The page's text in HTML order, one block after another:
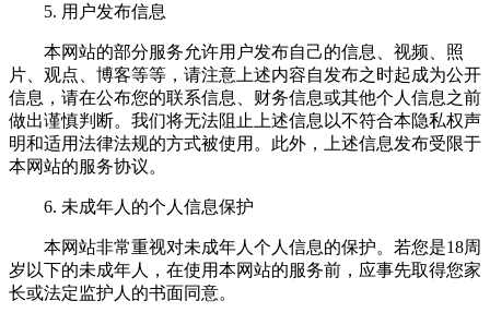
5. 用户发布信息
本网站的部分服务允许用户发布自己的信息、视频、照
片、观点、博客等等，请注意上述内容自发布之时起成为公开
信息，请在公布您的联系信息、财务信息或其他个人信息之前
做出谨慎判断。我们将无法阻止上述信息以不符合本隐私权声
明和适用法律法规的方式被使用。此外，上述信息发布受限于
本网站的服务协议。
6. 未成年人的个人信息保护
本网站非常重视对未成年人个人信息的保护。若您是18周
岁以下的未成年人，在使用本网站的服务前，应事先取得您家
长或法定监护人的书面同意。